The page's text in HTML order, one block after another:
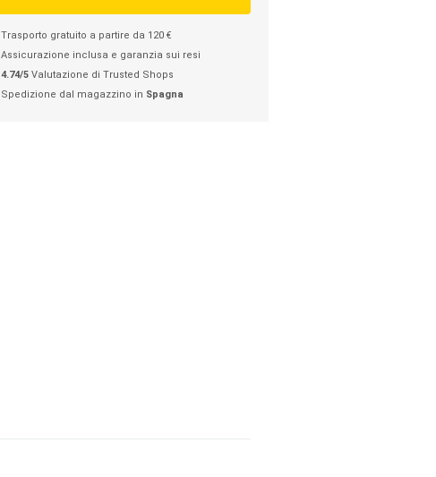
Trasporto gratuito a partire da 120 €
Assicurazione inclusa e garanzia sui resi
4.74/5 Valutazione di Trusted Shops
Spedizione dal magazzino in Spagna